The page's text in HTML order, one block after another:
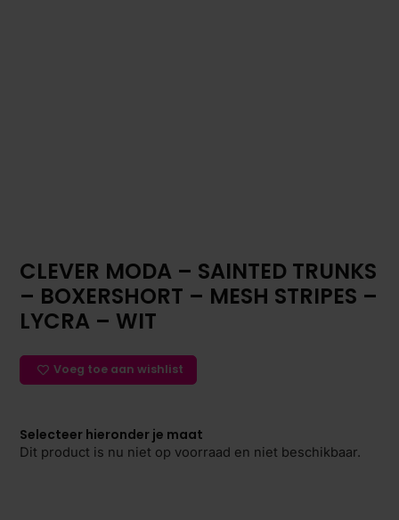
CLEVER MODA – SAINTED TRUNKS
– BOXERSHORT – MESH STRIPES –
LYCRA – WIT
Voeg toe aan wishlist
Selecteer hieronder je maat
Dit product is nu niet op voorraad en niet beschikbaar.